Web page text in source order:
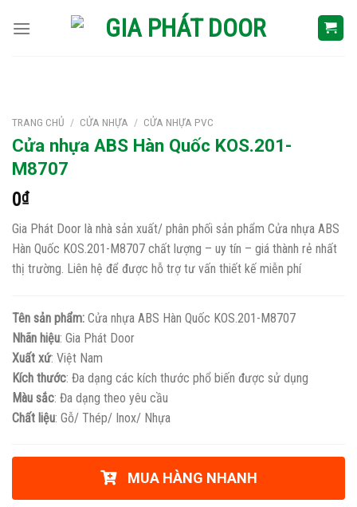
TRANG CHỦ / CỬA NHỰA / CỬA NHỰA PVC
Cửa nhựa ABS Hàn Quốc KOS.201-
M8707
0₫
Gia Phát Door là nhà sản xuất/ phân phối sản phẩm Cửa nhựa ABS
Hàn Quốc KOS.201-M8707 chất lượng – uy tín – giá thành rẻ nhất
thị trường. Liên hệ để được hỗ trợ tư vấn thiết kế miễn phí
Tên sản phẩm: Cửa nhựa ABS Hàn Quốc KOS.201-M8707
Nhãn hiệu: Gia Phát Door
Xuất xứ: Việt Nam
Kích thước: Đa dạng các kích thước phổ biến được sử dụng
Màu sắc: Đa dạng theo yêu cầu
Chất liệu: Gỗ/ Thép/ Inox/ Nhựa
MUA HÀNG NHANH